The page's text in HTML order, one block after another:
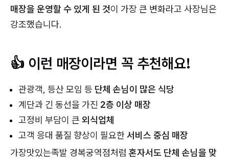
매장을 운영할 수 있게 된 것이 가장 큰 변화라고 사장님은
강조했습니다.
👍 이런 매장이라면 꼭 추천해요!
관광객, 등산 모임 등 단체 손님이 많은 식당
계단과 긴 동선을 가진 2층 이상 매장
고정비 부담이 큰 외식업체
고객 응대 품질 향상이 필요한서비스 중심 매장
가장맛있는족발 경복궁역점처럼혼자서도 단체 손님을 맞